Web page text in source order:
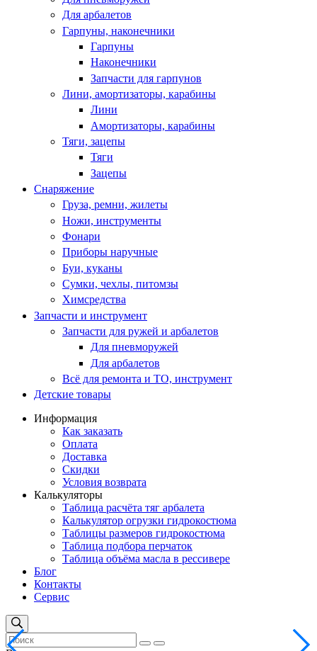
Для арбалетов
Гарпуны, наконечники
Гарпуны
Наконечники
Запчасти для гарпунов
Лини, амортизаторы, карабины
Лини
Амортизаторы, карабины
Тяги, зацепы
Тяги
Зацепы
Снаряжение
Груза, ремни, жилеты
Ножи, инструменты
Фонари
Приборы наручные
Буи, куканы
Сумки, чехлы, питомзы
Химсредства
Запчасти и инструмент
Запчасти для ружей и арбалетов
Для пневморужей
Для арбалетов
Всё для ремонта и ТО, инструмент
Детские товары
Информация
Как заказать
Оплата
Доставка
Скидки
Условия возврата
Калькуляторы
Таблица расчёта тяг арбалета
Калькулятор огрузки гидрокостюма
Таблицы размеров гидрокостюма
Таблица подбора перчаток
Таблица объёма масла в рессивере
Блог
Контакты
Сервис